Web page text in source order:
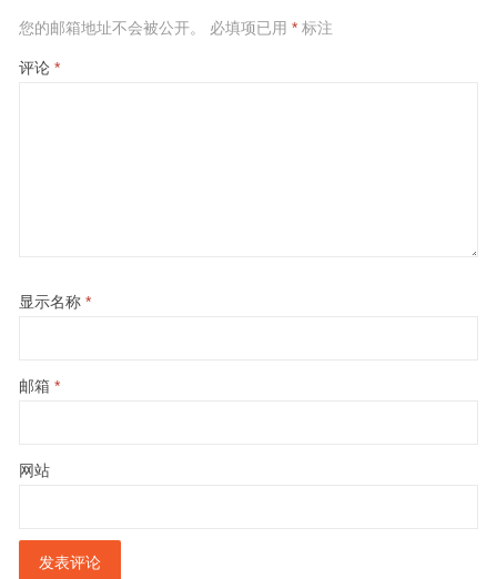
您的邮箱地址不会被公开。 必填项已用 *标注
评论 *
显示名称 *
邮箱 *
网站